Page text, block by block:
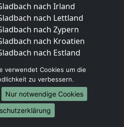
nach Irland
nach Lettland
nach Zypern
nach Kroatien
nach Estland
nach Frankreich
nach Griechenland
nach Italien
nach Liechtenstein
verwendet Cookies um die
zu verbessern.
Nur notwendige Cookies